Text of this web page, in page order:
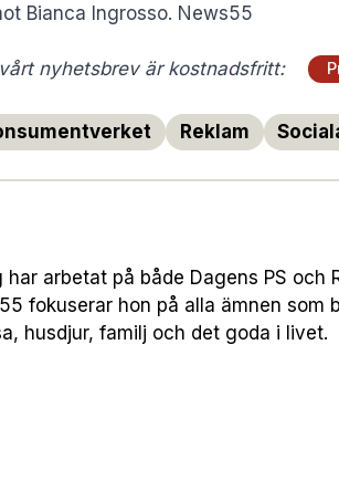
Bianca Ingrosso. News55
nyhetsbrev är kostnadsfritt:
Reklam
har arbetat på både Dagens PS och
fokuserar hon på alla ämnen som
husdjur, familj och det goda i livet.